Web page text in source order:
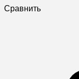
Сравнить